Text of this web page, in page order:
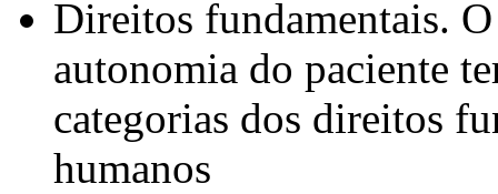
Direitos fundamentais.
autonomia do paciente
categorias dos direitos
humanos